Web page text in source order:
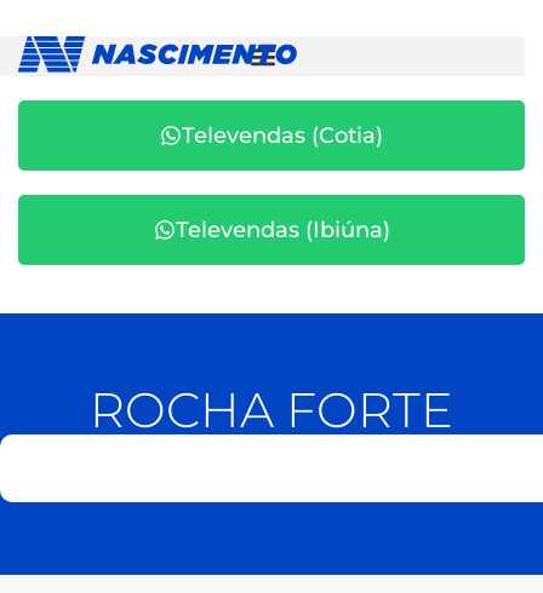
Televendas (Cotia)
Televendas (Ibiúna)
ROCHA FORTE